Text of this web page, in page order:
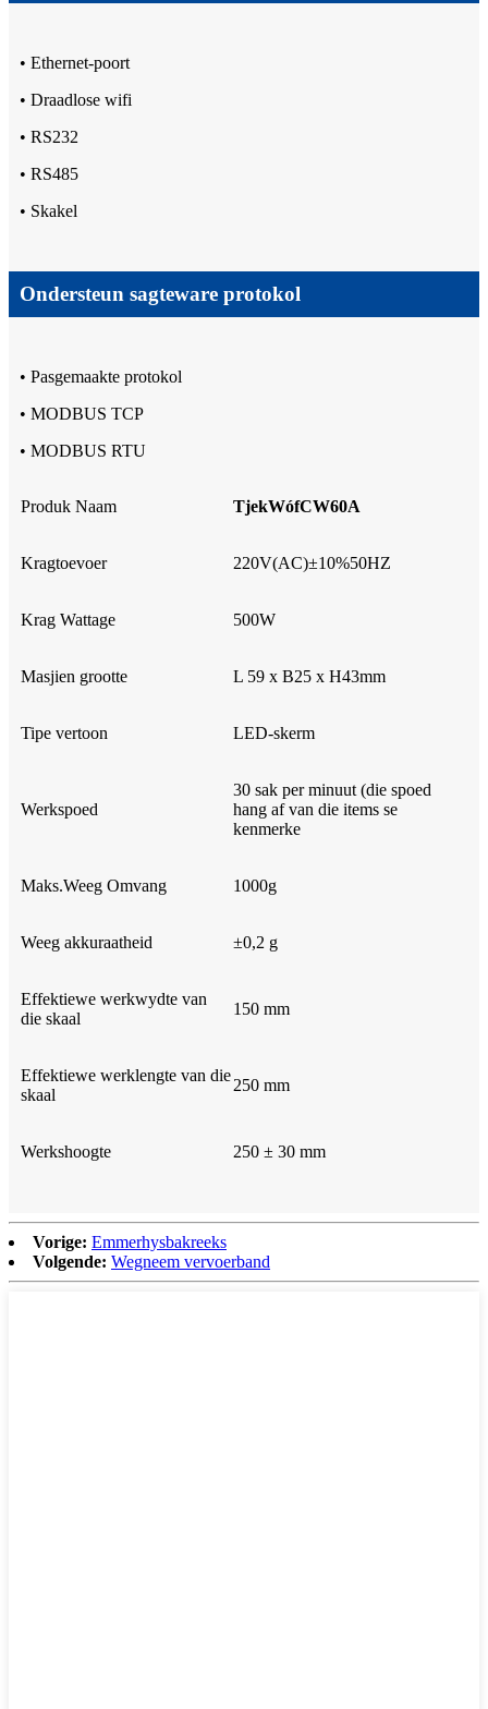
• Ethernet-poort
• Draadlose wifi
• RS232
• RS485
• Skakel
Ondersteun sagteware protokol
• Pasgemaakte protokol
• MODBUS TCP
• MODBUS RTU
Produk Naam TjekWófCW60A
Kragtoevoer 220V(AC)±10%50HZ
Krag Wattage 500W
Masjien grootte L 59 x B25 x H43mm
Tipe vertoon LED-skerm
Werkspoed
30 sak per minuut (die spoed
hang af van die items se
kenmerke
Maks.Weeg Omvang 1000g
Weeg akkuraatheid ±0,2 g
Effektiewe werkwydte van
die skaal
150 mm
Effektiewe werklengte van die
skaal
250 mm
Werkshoogte 250 ± 30 mm
Vorige: Emmerhysbakreeks
Volgende: Wegneem vervoerband